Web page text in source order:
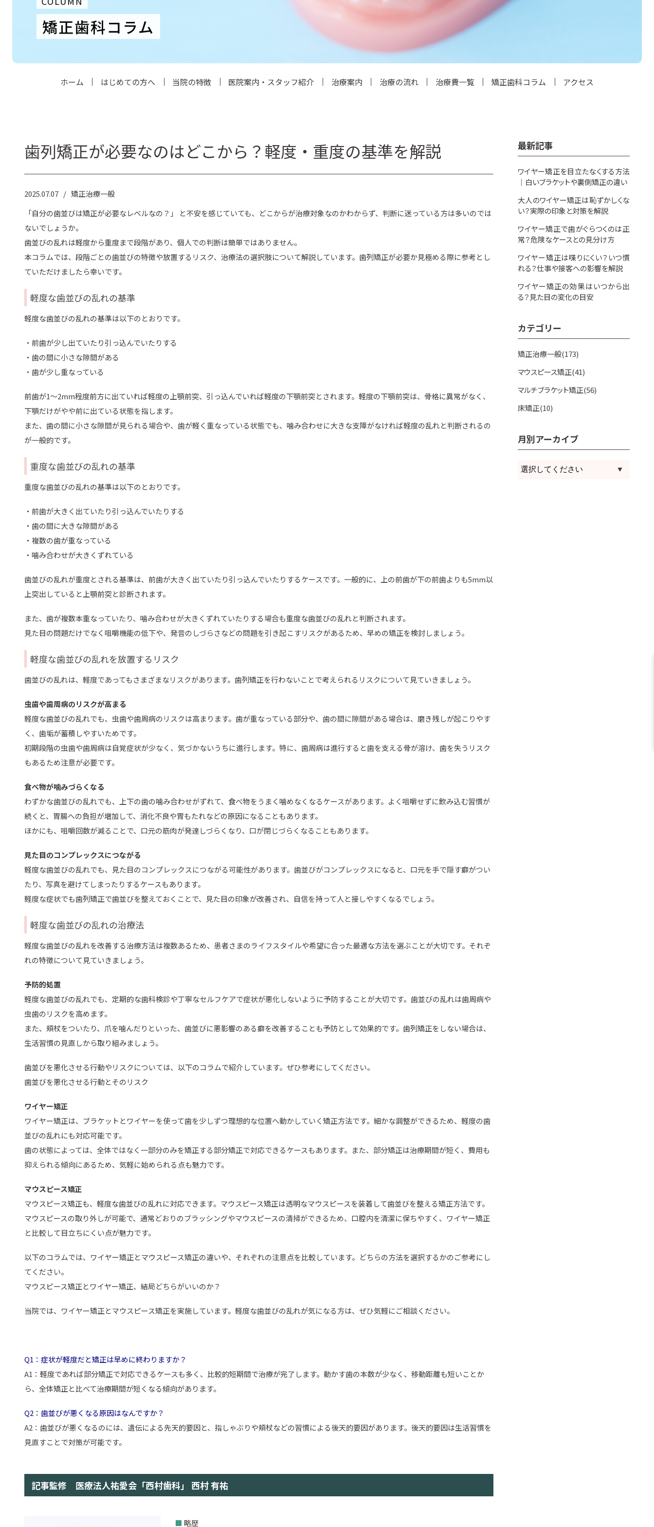
矯正歯科コラム
ホーム はじめての方へ 当院の特徴 医院案内・スタッフ紹介 治療案内 治療の流れ 治療費一覧 矯正歯科コラム アクセス
歯列矯正が必要なのはどこから？軽度・重度の基準を解説
2025.07.07
矯正治療一般
「自分の歯並びは矯正が必要なレベルなの？」 と不安を感じていても、どこからが治療対象なのかわからず、判断に迷っている方は多いのでは
ないでしょうか。
歯並びの乱れは軽度から重度まで段階があり、個人での判断は簡単ではありません。
本コラムでは、段階ごとの歯並びの特徴や放置するリスク、治療法の選択肢について解説しています。歯列矯正が必要か見極める際に参考とし
ていただけましたら幸いです。
軽度な歯並びの乱れの基準
軽度な歯並びの乱れの基準は以下のとおりです。
・前歯が少し出ていたり引っ込んでいたりする
・歯の間に小さな隙間がある
・歯が少し重なっている
前歯が1〜2mm程度前方に出ていれば軽度の上顎前突、引っ込んでいれば軽度の下顎前突とされます。軽度の下顎前突は、骨格に異常がなく、
下顎だけがやや前に出ている状態を指します。
また、歯の間に小さな隙間が見られる場合や、歯が軽く重なっている状態でも、噛み合わせに大きな支障がなければ軽度の乱れと判断されるの
が一般的です。
重度な歯並びの乱れの基準
重度な歯並びの乱れの基準は以下のとおりです。
・前歯が大きく出ていたり引っ込んでいたりする
・歯の間に大きな隙間がある
・複数の歯が重なっている
・噛み合わせが大きくずれている
歯並びの乱れが重度とされる基準は、前歯が大きく出ていたり引っ込んでいたりするケースです。一般的に、上の前歯が下の前歯よりも5mm以
上突出していると上顎前突と診断されます。
また、歯が複数本重なっていたり、噛み合わせが大きくずれていたりする場合も重度な歯並びの乱れと判断されます。
見た目の問題だけでなく咀嚼機能の低下や、発音のしづらさなどの問題を引き起こすリスクがあるため、早めの矯正を検討しましょう。
軽度な歯並びの乱れを放置するリスク
歯並びの乱れは、軽度であってもさまざまなリスクがあります。歯列矯正を行わないことで考えられるリスクについて見ていきましょう。
虫歯や歯周病のリスクが高まる
軽度な歯並びの乱れでも、虫歯や歯周病のリスクは高まります。歯が重なっている部分や、歯の間に隙間がある場合は、磨き残しが起こりやす
く、歯垢が蓄積しやすいためです。
初期段階の虫歯や歯周病は自覚症状が少なく、気づかないうちに進行します。特に、歯周病は進行すると歯を支える骨が溶け、歯を失うリスク
もあるため注意が必要です。
食べ物が噛みづらくなる
わずかな歯並びの乱れでも、上下の歯の噛み合わせがずれて、食べ物をうまく噛めなくなるケースがあります。よく咀嚼せずに飲み込む習慣が
続くと、胃腸への負担が増加して、消化不良や胃もたれなどの原因になることもあります。
ほかにも、咀嚼回数が減ることで、口元の筋肉が発達しづらくなり、口が閉じづらくなることもあります。
見た目のコンプレックスにつながる
軽度な歯並びの乱れでも、見た目のコンプレックスにつながる可能性があります。歯並びがコンプレックスになると、口元を手で隠す癖がつい
たり、写真を避けてしまったりするケースもあります。
軽度な症状でも歯列矯正で歯並びを整えておくことで、見た目の印象が改善され、自信を持って人と接しやすくなるでしょう。
軽度な歯並びの乱れの治療法
軽度な歯並びの乱れを改善する治療方法は複数あるため、患者さまのライフスタイルや希望に合った最適な方法を選ぶことが大切です。それぞ
れの特徴について見ていきましょう。
予防的処置
軽度な歯並びの乱れでも、定期的な歯科検診や丁寧なセルフケアで症状が悪化しないように予防することが大切です。歯並びの乱れは歯周病や
虫歯のリスクを高めます。
また、頬杖をついたり、爪を噛んだりといった、歯並びに悪影響のある癖を改善することも予防として効果的です。歯列矯正をしない場合は、
生活習慣の見直しから取り組みましょう。
歯並びを悪化させる行動やリスクについては、以下のコラムで紹介しています。ぜひ参考にしてください。
歯並びを悪化させる行動とそのリスク
ワイヤー矯正
ワイヤー矯正は、ブラケットとワイヤーを使って歯を少しずつ理想的な位置へ動かしていく矯正方法です。細かな調整ができるため、軽度の歯
並びの乱れにも対応可能です。
歯の状態によっては、全体ではなく一部分のみを矯正する部分矯正で対応できるケースもあります。また、部分矯正は治療期間が短く、費用も
抑えられる傾向にあるため、気軽に始められる点も魅力です。
マウスピース矯正
マウスピース矯正も、軽度な歯並びの乱れに対応できます。マウスピース矯正は透明なマウスピースを装着して歯並びを整える矯正方法です。
マウスピースの取り外しが可能で、通常どおりのブラッシングやマウスピースの清掃ができるため、口腔内を清潔に保ちやすく、ワイヤー矯正
と比較して目立ちにくい点が魅力です。
以下のコラムでは、ワイヤー矯正とマウスピース矯正の違いや、それぞれの注意点を比較しています。どちらの方法を選択するかのご参考にし
てください。
マウスピース矯正とワイヤー矯正、結局どちらがいいのか？
当院では、ワイヤー矯正とマウスピース矯正を実施しています。軽度な歯並びの乱れが気になる方は、ぜひ気軽にご相談ください。
Q1：症状が軽度だと矯正は早めに終わりますか？
A1：軽度であれば部分矯正で対応できるケースも多く、比較的短期間で治療が完了します。動かす歯の本数が少なく、移動距離も短いことか
ら、全体矯正と比べて治療期間が短くなる傾向があります。
Q2：歯並びが悪くなる原因はなんですか？
A2：歯並びが悪くなるのには、遺伝による先天的要因と、指しゃぶりや頬杖などの習慣による後天的要因があります。後天的要因は生活習慣を
見直すことで対策が可能です。
記事監修 医療法人祐愛会「西村歯科」 西村 有祐
■ 略歴
最新記事
ワイヤー矯正を目立たなくする方法
｜白いブラケットや裏側矯正の違い
大人のワイヤー矯正は恥ずかしくな
い？実際の印象と対策を解説
ワイヤー矯正で歯がぐらつくのは正
常？危険なケースとの見分け方
ワイヤー矯正は喋りにくい？いつ慣
れる？仕事や接客への影響を解説
ワイヤー矯正の効果はいつから出
る？見た目の変化の目安
カテゴリー
矯正治療一般(173)
マウスピース矯正(41)
マルチブラケット矯正(56)
床矯正(10)
月別アーカイブ